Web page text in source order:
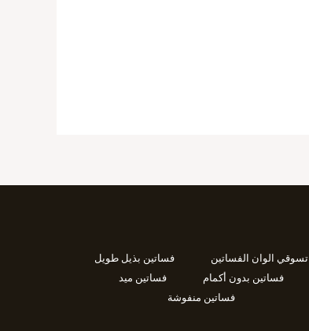
تسوقي الوان الفساتين
فساتين بذيل طويل
فساتين بدون أكمام
فساتين ميد
فساتين منفوشة